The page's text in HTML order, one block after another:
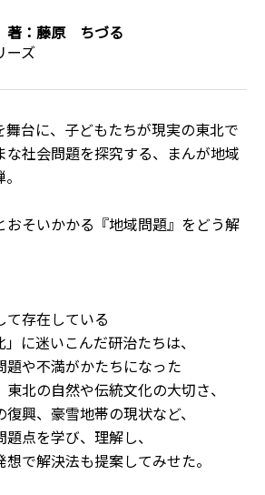
著： 藤原 ちづる
ーズ
舞台に、子どもたちが現実の東北で
な社会問題を探究する、まんが地域
おそいかかる『地域問題』をどう解
て存在している
」に迷いこんだ研治たちは、
題や不満がかたちになった
東北の自然や伝統文化の大切さ、
興、豪雪地帯の現状など、
点を学び、理解し、
で解決法も提案してみせた。